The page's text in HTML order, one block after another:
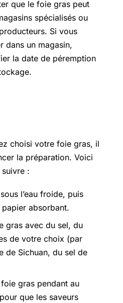
que le foie gras peut
spécialisés ou
Si vous
dans un magasin,
la date de péremption
choisi votre foie gras, il
la préparation. Voici
:
l’eau froide, puis
absorbant.
gras avec du sel, du
de votre choix (par
de Sichuan, du sel de
gras pendant au
que les saveurs